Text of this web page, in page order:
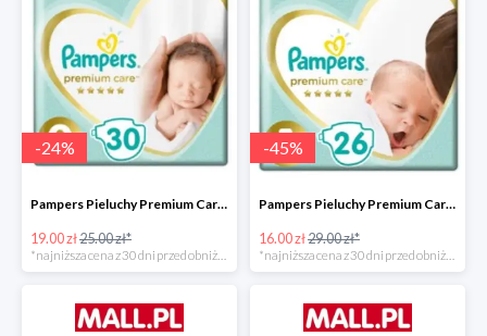
-24%
Pampers Pieluchy Premium Care 0 Newborn -24%
19.00 zł25.00 zł*
*najniższa cena z 30 dni przed obniżką
-45%
Pampers Pieluchy Premium Care 1 Newborn -44%
16.00 zł29.00 zł*
*najniższa cena z 30 dni przed obniżką